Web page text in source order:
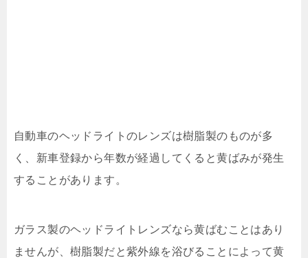
自動車のヘッドライトのレンズは樹脂製のものが多
く、新車登録から年数が経過してくると黄ばみが発生
することがあります。
ガラス製のヘッドライトレンズなら黄ばむことはあり
ませんが、樹脂製だと紫外線を浴びることによって黄